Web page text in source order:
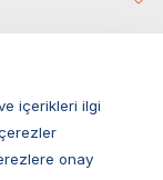
içerikleri ilgi
onay